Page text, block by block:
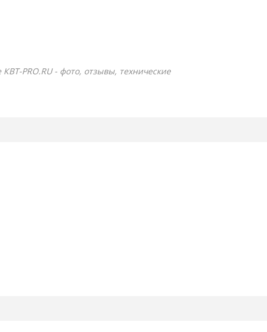
PRO.RU - фото, отзывы, технические